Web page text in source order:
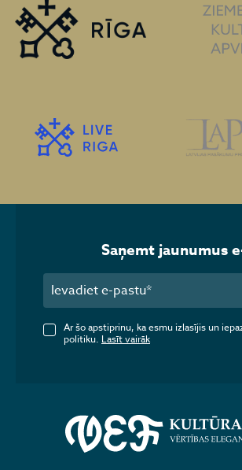
Saņemt jaunumus
Ar šo apstiprinu, ka esmu izlasījis un
politiku. Lasīt vairāk